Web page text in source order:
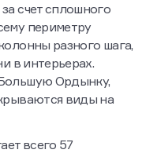
счет сплошного
периметру
разного шага,
в интерьерах.
Ордынку,
виды на
всего 57